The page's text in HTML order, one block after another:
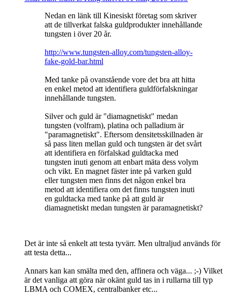
Nedan en länk till Kinesiskt företag som skriver
att de tillverkat falska guldprodukter innehållande
tungsten i över 20 år.
http://www.tungsten-alloy.com/tungsten-alloy-
fake-gold-bar.html
Med tanke på ovanstående vore det bra att hitta
en enkel metod att identifiera guldförfalskningar
innehållande tungsten.
Silver och guld är "diamagnetiskt" medan
tungsten (volfram), platina och palladium är
"paramagnetiskt". Eftersom densitetsskillnaden är
så pass liten mellan guld och tungsten är det svårt
att identifiera en förfalskad guldtacka med
tungsten inuti genom att enbart mäta dess volym
och vikt. En magnet fäster inte på varken guld
eller tungsten men finns det någon enkel bra
metod att identifiera om det finns tungsten inuti
en guldtacka med tanke på att guld är
diamagnetiskt medan tungsten är paramagnetiskt?
Det är inte så enkelt att testa tyvärr. Men ultraljud används för
att testa detta...
Annars kan kan smälta med den, affinera och väga... ;-) Vilket
är det vanliga att göra när okänt guld tas in i rullarna till typ
LBMA och COMEX, centralbanker etc...